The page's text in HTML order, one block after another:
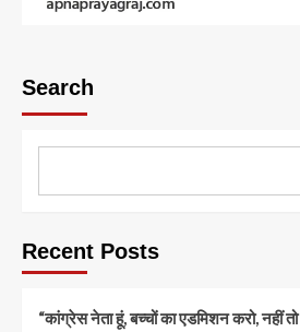
Search
Recent Posts
“कांग्रेस नेता हूं, बच्चों का एडमिशन करो, नहीं